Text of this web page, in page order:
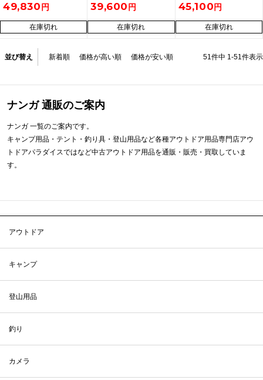
ッグ1000 Tree 未開封
49,830
在庫切れ
ダウンパーカー sage green
39,600
在庫切れ
ート サイズL 未使用
45,100
在庫切れ
並び替え 新着順 価格が高い順 価格が安い順 51件中 1-51件表示
ナンガ 通販のご案内
ナンガ 一覧のご案内です。
キャンプ用品・テント・釣り具・登山用品など各種アウトドア用品専門店アウ
トドアパラダイスではなど中古アウトドア用品を通販・販売・買取していま
す。
アウトドア
キャンプ
登山用品
釣り
カメラ